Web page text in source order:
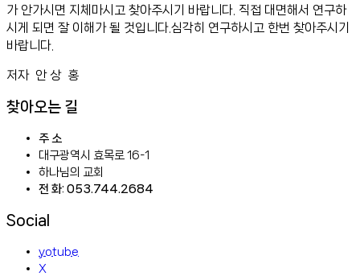
가 안가시면 지체마시고 찾아주시기 바랍니다. 직접 대면해서 연구하
시게 되면 잘 이해가 될 것입니다.심각히 연구하시고 한번 찾아주시기
바랍니다.
저자 안 상 홍
찾아오는 길
주 소
대구광역시 효목로 16-1
하나님의 교회
전 화: 053.744.2684
Social
yotube
X